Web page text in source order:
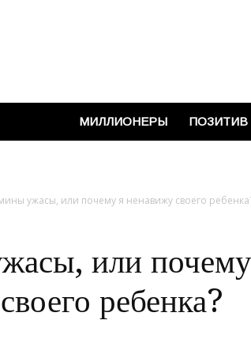
МИЛЛИОНЕРЫ ПОЗИТИВ
ужасы, или почему я ненавижу своего
или
ребенка?